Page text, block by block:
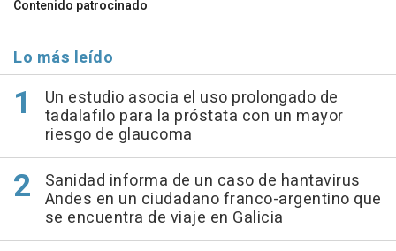
Contenido patrocinado
Lo más leído
Un estudio asocia el uso prolongado de
tadalafilo para la próstata con un mayor
riesgo de glaucoma
Sanidad informa de un caso de hantavirus
Andes en un ciudadano franco-argentino que
se encuentra de viaje en Galicia